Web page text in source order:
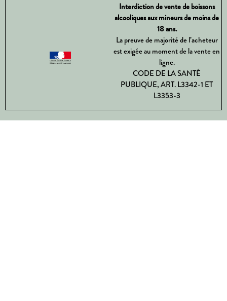
Interdiction de vente de boissons
alcooliques aux mineurs de moins de
18 ans.
La preuve de majorité de l’acheteur
est exigée au moment de la vente en
ligne.
CODE DE LA SANTÉ
PUBLIQUE, ART. L3342-1 ET
L3353-3